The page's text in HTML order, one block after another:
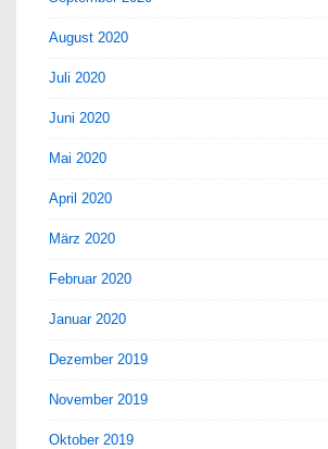
August 2020
Juli 2020
Juni 2020
Mai 2020
April 2020
März 2020
Februar 2020
Januar 2020
Dezember 2019
November 2019
Oktober 2019